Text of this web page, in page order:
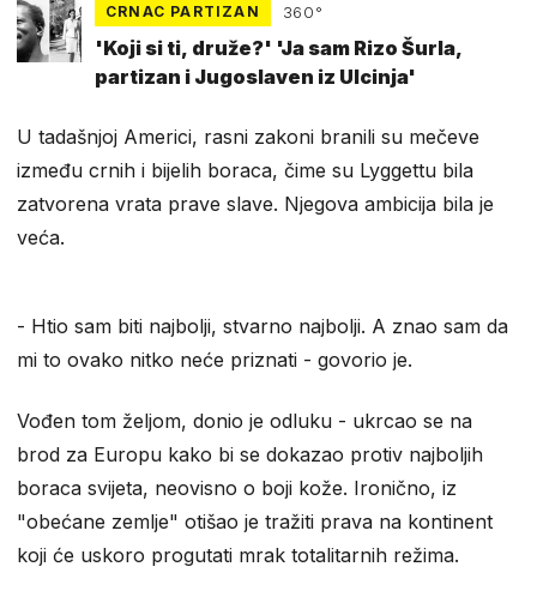
CRNAC PARTIZAN 360°
'Koji si ti, druže?' 'Ja sam Rizo Šurla,
partizan i Jugoslaven iz Ulcinja'
U tadašnjoj Americi, rasni zakoni branili su mečeve
između crnih i bijelih boraca, čime su Lyggettu bila
zatvorena vrata prave slave. Njegova ambicija bila je
veća.
​- Htio sam biti najbolji, stvarno najbolji. A znao sam da
mi to ovako nitko neće priznati - govorio je.
Vođen tom željom, donio je odluku - ukrcao se na
brod za Europu kako bi se dokazao protiv najboljih
boraca svijeta, neovisno o boji kože. Ironično, iz
"obećane zemlje" otišao je tražiti prava na kontinent
koji će uskoro progutati mrak totalitarnih režima.